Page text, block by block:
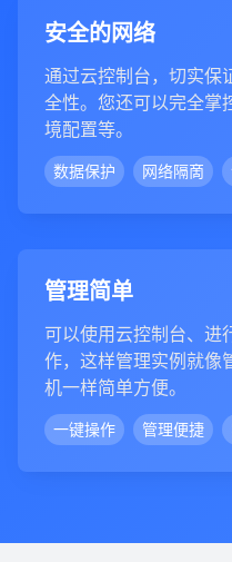
安全的网络
通过云控制台，切实保
全性。您还可以完全掌
境配置等。
数据保护 网络隔啇
管理简单
可以使用云控制台、进
作，这样管理实例就像
机一样简单方便。
一键操作 管理便捷